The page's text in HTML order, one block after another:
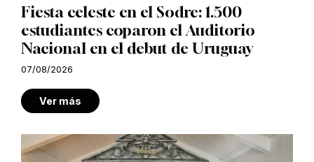
Fiesta celeste en el Sodre: 1.500
estudiantes coparon el Auditorio
Nacional en el debut de Uruguay
07/08/2026
Ver más